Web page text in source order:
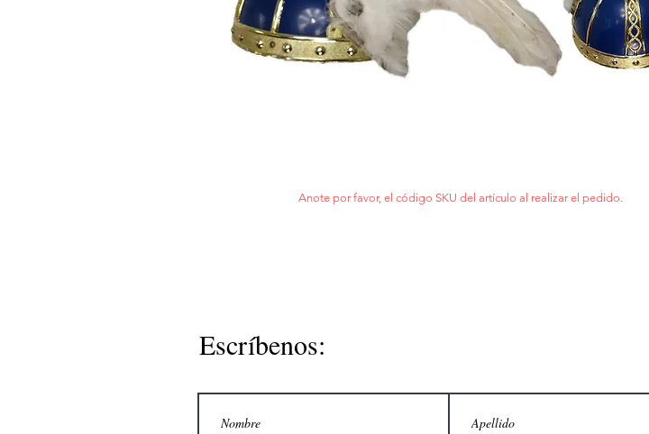
Anote por favor, el código SKU del artículo al realizar el pedido.
Escríbenos: